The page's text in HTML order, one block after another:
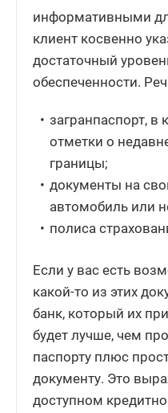
информативными
клиент косвенно
достаточный
обеспеченности.
загранпаспорт,
отметки о
границы;
документы на
автомобиль или
полиса
Если у вас есть
какой-то из этих
банк, который их
будет лучше, чем
паспорту плюс
документу. Это
доступном